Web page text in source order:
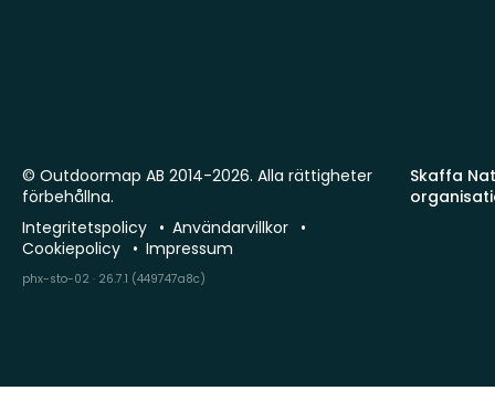
Skaffa
© Outdoormap AB 2014-2026. Alla rättigheter
förbehållna.
Integritetspolicy
Användarvillkor
Cookiepolicy
Impressum
phx-sto-02 · 26.7.1 (449747a8c)